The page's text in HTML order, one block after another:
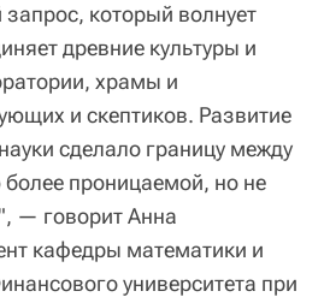
который волнует
древние культуры и
храмы и
и скептиков. Развитие
сделало границу между
проницаемой, но не
— говорит Анна
кафедры математики и
университета при